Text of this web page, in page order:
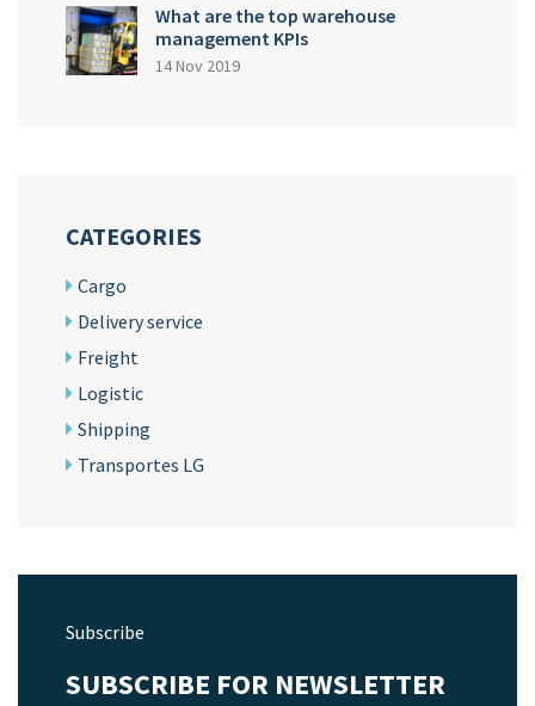
What are the top warehouse
management KPIs
14 Nov 2019
CATEGORIES
Cargo
Delivery service
Freight
Logistic
Shipping
Transportes LG
Subscribe
SUBSCRIBE FOR NEWSLETTER